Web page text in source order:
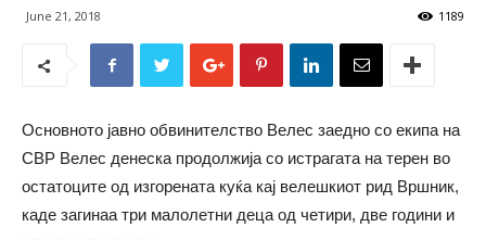
June 21, 2018 1189
Основното јавно обвинителство Велес заедно со екипа на
СВР Велес денеска продолжија со истрагата на терен во
остатоците од изгорената куќа кај велешкиот рид Вршник,
каде загинаа три малолетни деца од четири, две години и